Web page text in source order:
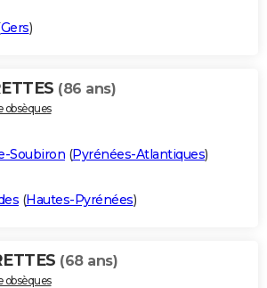
Gers)
(86 ans)
obsèques
Soubiron (Pyrénées-Atlantiques)
(Hautes-Pyrénées)
(68 ans)
obsèques